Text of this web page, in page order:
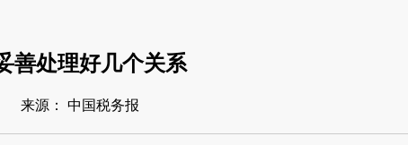
善处理好几个关系
来源： 中国税务报